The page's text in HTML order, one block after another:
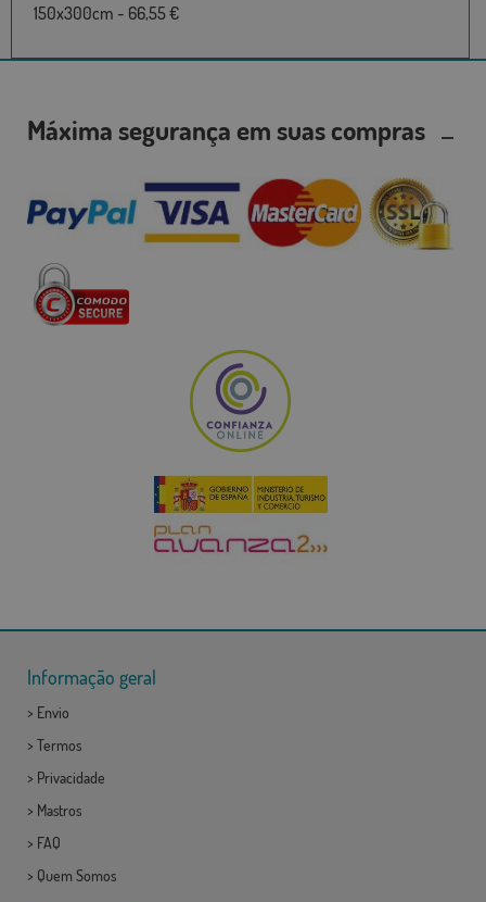
150x300cm - 66,55 €
Máxima segurança em suas compras
Informação geral
> Envio
> Termos
> Privacidade
> Mastros
> FAQ
> Quem Somos